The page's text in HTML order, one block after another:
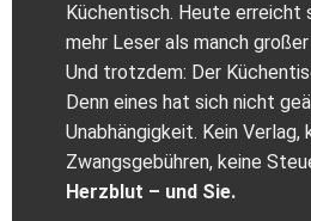
Küchentisch. Heute erreicht
mehr Leser als manch
Und trotzdem: Der
Denn eines hat sich nicht
Unabhängigkeit. Kein Verlag,
Zwangsgebühren, keine
Herzblut – und Sie.